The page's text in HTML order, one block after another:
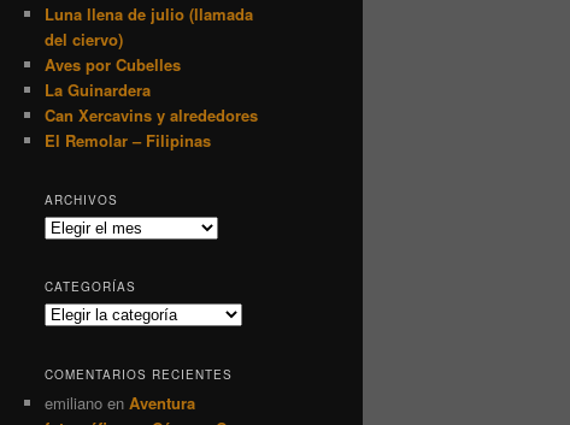
Luna llena de julio (llamada
del ciervo)
Aves por Cubelles
La Guinardera
Can Xercavins y alrededores
El Remolar – Filipinas
ARCHIVOS
Archivos
CATEGORÍAS
Categorías
COMENTARIOS RECIENTES
emiliano en Aventura